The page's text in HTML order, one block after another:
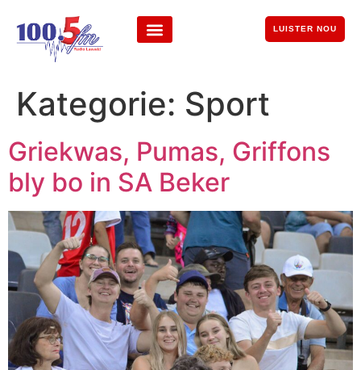
LUISTER NOU
Kategorie: Sport
Griekwas, Pumas, Griffons
bly bo in SA Beker